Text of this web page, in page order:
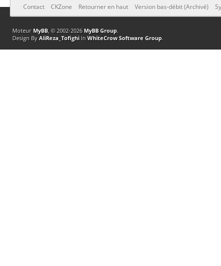
Contact CKZone Retourner en haut Version bas-débit (Archivé)
Moteur MyBB, © 2002-2026 MyBB Group.
Design By AliReza_TofighiIn WhiteCrow Software Group.